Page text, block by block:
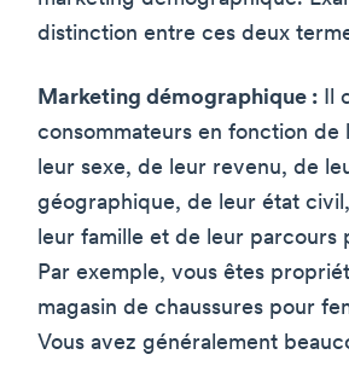
distinction entre ces deux
Marketing démographique : Il
consommateurs en fonction de
leur sexe, de leur revenu, de
géographique, de leur état
leur famille et de leur parcours
Par exemple, vous êtes
magasin de chaussures pour
Vous avez généralement